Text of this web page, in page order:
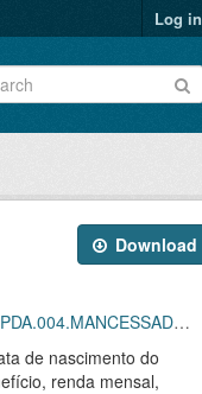
Log in
Download
de nascimento do
renda mensal,